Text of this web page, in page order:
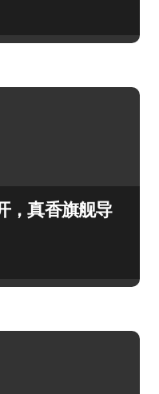
，真香旗舰导